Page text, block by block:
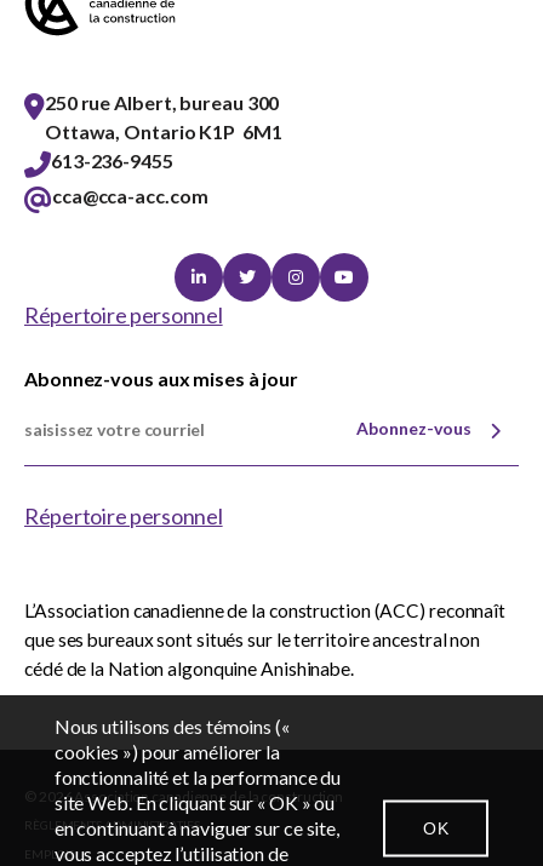
EN
250 rue Albert, bureau 300
Ottawa, Ontario K1P 6M1
613-236-9455
cca@cca-acc.com
LinkedinTwitterInstagramYoutube
Répertoire personnel
Abonnez-vous aux mises à jour
Abonnez-vous
Répertoire personnel
L’Association canadienne de la construction (ACC) reconnaît
que ses bureaux sont situés sur le territoire ancestral non
cédé de la Nation algonquine Anishinabe.
© 2026 Association canadienne de la construction
RÈGLEMENTS ADMINISTRATIFS
EMPLOIS
Nous utilisons des témoins («
cookies ») pour améliorer la
fonctionnalité et la performance du
site Web. En cliquant sur « OK » ou
en continuant à naviguer sur ce site,
vous acceptez l’utilisation de
OK